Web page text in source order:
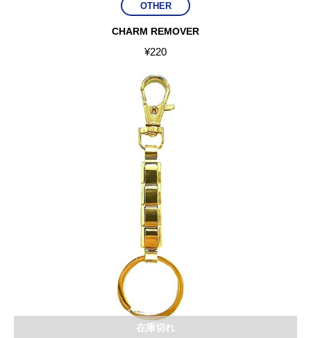
OTHER
CHARM REMOVER
¥220
在庫切れ